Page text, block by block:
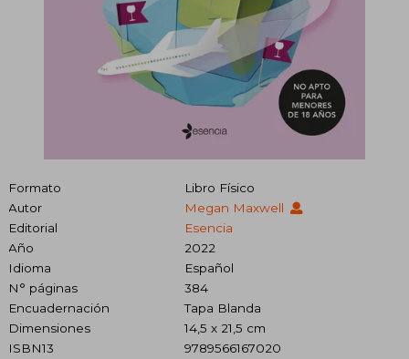
Formato
Libro Físico
Autor
Megan Maxwell
Editorial
Esencia
Año
2022
Idioma
Español
N° páginas
384
Encuadernación
Tapa Blanda
Dimensiones
14,5 x 21,5 cm
ISBN13
9789566167020